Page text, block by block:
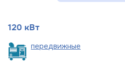
120 кВт
передвижные